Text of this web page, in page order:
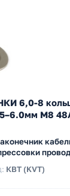
6,0-8
М8
КВТ (KVT)